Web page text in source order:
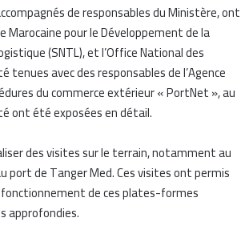
de responsables du Ministère, ont
pour le Développement de la
(SNTL), et l’Office National des
tenues avec des responsables de l’Agence
du commerce extérieur « PortNet », au
ont été exposées en détail.
des visites sur le terrain, notamment au
port de Tanger Med. Ces visites ont permis
de ces plates-formes
approfondies.